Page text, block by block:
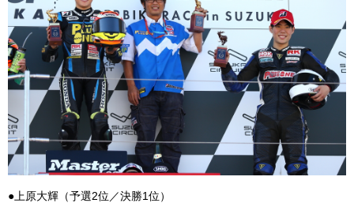
●上原大輝（予選2位／決勝1位）